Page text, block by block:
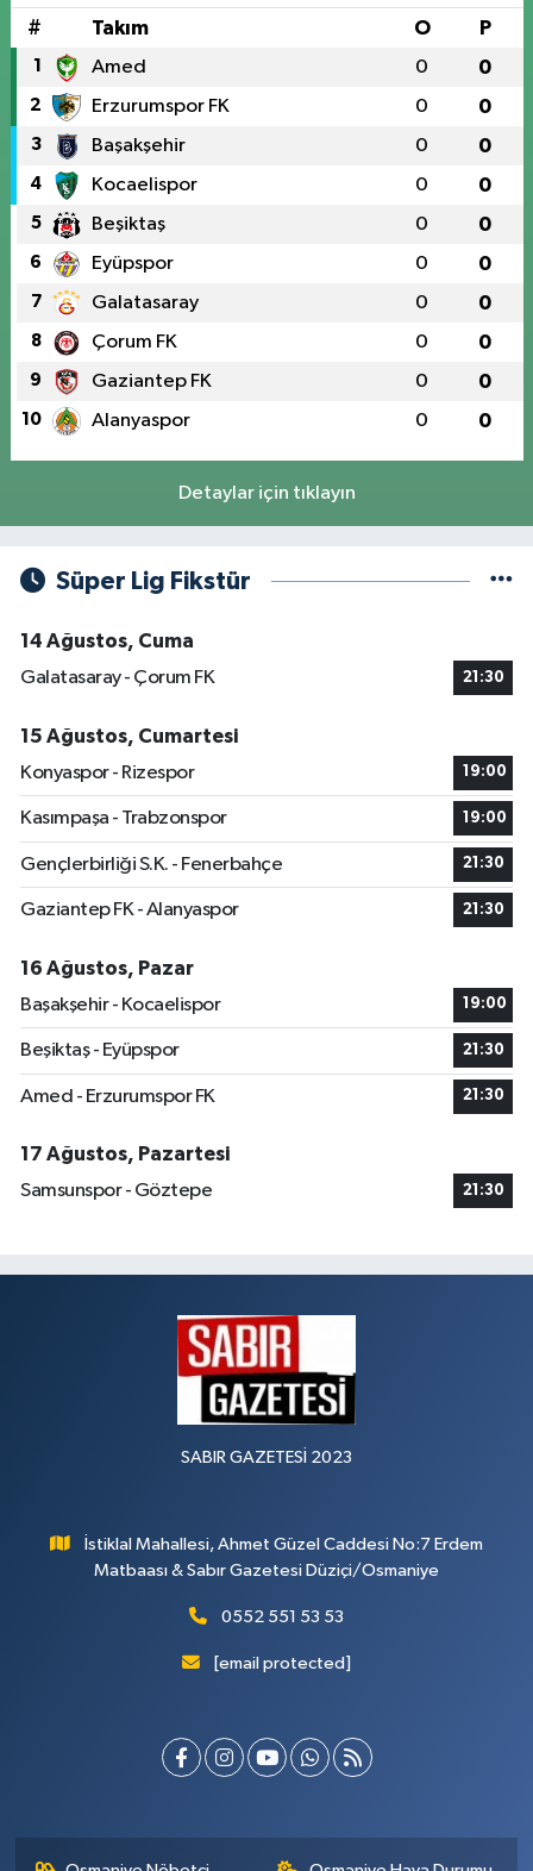
# Takım O P
1 Amed 0 0
2 Erzurumspor FK 0 0
3 Başakşehir 0 0
4 Kocaelispor 0 0
5 Beşiktaş 0 0
6 Eyüpspor 0 0
7 Galatasaray 0 0
8 Çorum FK 0 0
9 Gaziantep FK 0 0
10 Alanyaspor 0 0
Detaylar için tıklayın
Süper Lig Fikstür
14 Ağustos, Cuma
Galatasaray - Çorum FK
21:30
15 Ağustos, Cumartesi
Konyaspor - Rizespor
19:00
Kasımpaşa - Trabzonspor 19:00
Gençlerbirliği S.K. - Fenerbahçe 21:30
Gaziantep FK - Alanyaspor 21:30
16 Ağustos, Pazar
Başakşehir - Kocaelispor
19:00
Beşiktaş - Eyüpspor 21:30
Amed - Erzurumspor FK 21:30
17 Ağustos, Pazartesi
Samsunspor - Göztepe
21:30
SABIR GAZETESİ 2023
İstiklal Mahallesi, Ahmet Güzel Caddesi No:7 Erdem
Matbaası & Sabır Gazetesi Düziçi/Osmaniye
0552 551 53 53
[email protected]